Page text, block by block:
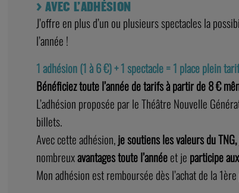
> AVEC L’ADHÉSION
J’offre en plus d’un ou plusieurs spectacles la
l’année !
1 adhésion (1 à 6 €) + 1 spectacle = 1 place plein tarif
Bénéficiez toute l’année de tarifs à partir de 8 €
L’adhésion proposée par le Théâtre Nouvelle
billets.
Avec cette adhésion,je soutiens les valeurs du TNG,
nombreuxavantages toute l’annéeet je participe
Mon adhésion est remboursée dès l’achat de la